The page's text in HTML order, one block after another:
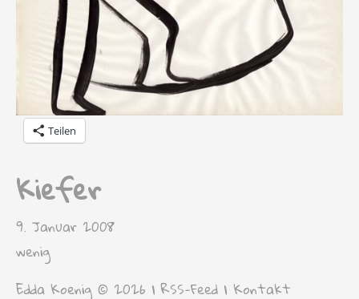
Teilen
Kiefer
9. Januar 2008
wenig
Edda Koenig © 2026 |RSS-Feed | Kontakt